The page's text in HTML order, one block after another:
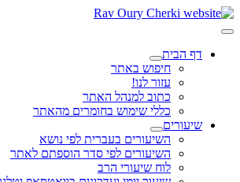
דף הבית
חיפוש באתר
עזור לנו!
כתוב למנהל האתר
כללי שימוש בחומרים מהאתר
שיעורים
השיעורים בעברית לפי נושא
השיעורים לפי סדר הוספתם לאתר
לוח שיעורי הרב